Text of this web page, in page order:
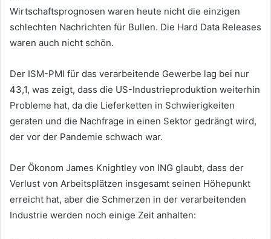
Wirtschaftsprognosen waren heute nicht die einzigen
schlechten Nachrichten für Bullen. Die Hard Data Releases
waren auch nicht schön.
Der ISM-PMI für das verarbeitende Gewerbe lag bei nur
43,1, was zeigt, dass die US-Industrieproduktion weiterhin
Probleme hat, da die Lieferketten in Schwierigkeiten
geraten und die Nachfrage in einen Sektor gedrängt wird,
der vor der Pandemie schwach war.
Der Ökonom James Knightley von ING glaubt, dass der
Verlust von Arbeitsplätzen insgesamt seinen Höhepunkt
erreicht hat, aber die Schmerzen in der verarbeitenden
Industrie werden noch einige Zeit anhalten: